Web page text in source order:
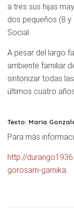
a tres sus hijas
dos pequeños (8
Social.
A pesar del largo
ambiente familiar
sintonizar todas
últimos cuatro
Texto: Maria
Para más
http://
gorosarri-garnika